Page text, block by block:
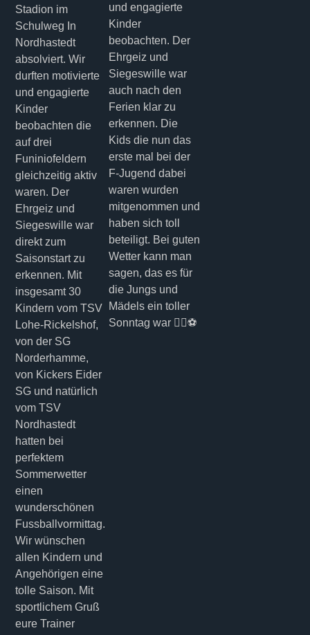
Stadion im
Schulweg In
Nordhastedt
absolviert. Wir
durften motivierte
und engagierte
Kinder
beobachten die
auf drei
Funiniofeldern
gleichzeitig aktiv
waren. Der
Ehrgeiz und
Siegeswille war
direkt zum
Saisonstart zu
erkennen. Mit
insgesamt 30
Kindern vom TSV
Lohe-Rickelshof,
von der SG
Norderhamme,
von Kickers Eider
SG und natürlich
vom TSV
Nordhastedt
hatten bei
perfektem
Sommerwetter
einen
wunderschönen
Fussballvormittag.
Wir wünschen
allen Kindern und
Angehörigen eine
tolle Saison. Mit
sportlichem Gruß
eure Trainer
und engagierte
Kinder
beobachten. Der
Ehrgeiz und
Siegeswille war
auch nach den
Ferien klar zu
erkennen. Die
Kids die nun das
erste mal bei der
F-Jugend dabei
waren wurden
mitgenommen und
haben sich toll
beteiligt. Bei guten
Wetter kann man
sagen, das es für
die Jungs und
Mädels ein toller
Sonntag war 👍🏼⚽